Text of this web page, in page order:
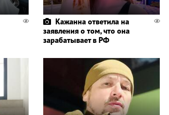
Кажанна ответила на
заявления о том, что она
зарабатывает в РФ